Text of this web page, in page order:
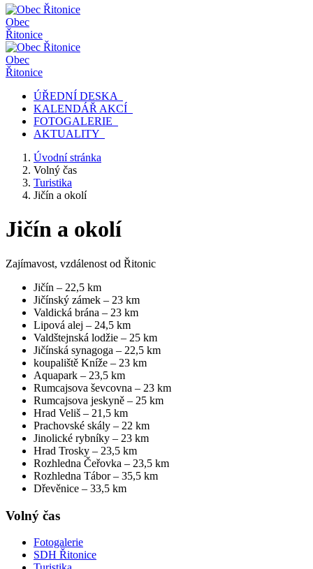
Obec
Řitonice
Obec
Řitonice
ÚŘEDNÍ DESKA
KALENDÁŘ AKCÍ
FOTOGALERIE
AKTUALITY
Úvodní stránka
Volný čas
Turistika
Jičín a okolí
Jičín a okolí
Zajímavost, vzdálenost od Řitonic
Jičín – 22,5 km
Jičínský zámek – 23 km
Valdická brána – 23 km
Lipová alej – 24,5 km
Valdštejnská lodžie – 25 km
Jičínská synagoga – 22,5 km
koupaliště Kníže – 23 km
Aquapark – 23,5 km
Rumcajsova ševcovna – 23 km
Rumcajsova jeskyně – 25 km
Hrad Veliš – 21,5 km
Prachovské skály – 22 km
Jinolické rybníky – 23 km
Hrad Trosky – 23,5 km
Rozhledna Čeřovka – 23,5 km
Rozhledna Tábor – 35,5 km
Dřevěnice – 33,5 km
Volný čas
Fotogalerie
SDH Řitonice